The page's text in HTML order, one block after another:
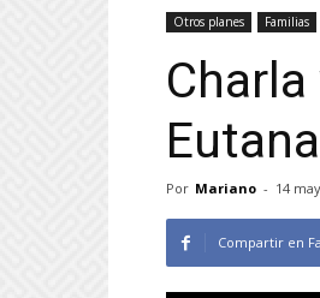
Otros planes Familias
Por Mariano - 14
Compartir en